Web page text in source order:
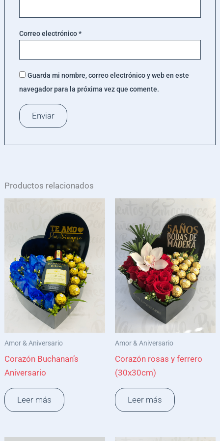
Correo electrónico*
Guarda mi nombre, correo electrónico y web en este
navegador para la próxima vez que comente.
Productos relacionados
Amor & Aniversario
Corazón Buchanan’s
Aniversario
Leer más
Amor & Aniversario
Corazón rosas y ferrero
(30x30cm)
Leer más